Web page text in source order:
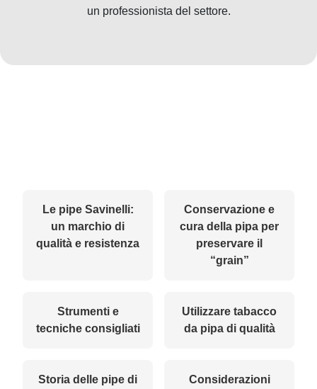
un professionista del settore.
Le pipe Savinelli:
un marchio di
qualità e resistenza
Conservazione e
cura della pipa per
preservare il
“grain”
Strumenti e
tecniche consigliati
Utilizzare tabacco
da pipa di qualità
Storia delle pipe di
Considerazioni